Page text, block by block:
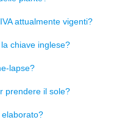
attualmente vigenti?
chiave inglese?
lapse?
prendere il sole?